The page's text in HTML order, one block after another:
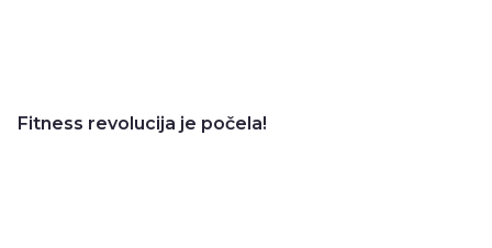
Fitness revolucija je počela!